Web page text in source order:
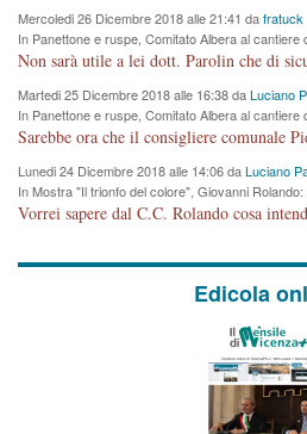
Mercoledi 26 Dicembre 2018 alle 21:41 dafratuck
In Panettone e ruspe, Comitato Albera al
cronoprogramma"
Martedi 25 Dicembre 2018 alle 16:38 daLuciano
In Panettone e ruspe, Comitato Albera al
cronoprogramma"
Lunedi 24 Dicembre 2018 alle 14:06 daLuciano
In Mostra "Il trionfo del colore", Giovanni
Edicola